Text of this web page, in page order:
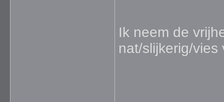
Ik neem de
nat/slijkerig/